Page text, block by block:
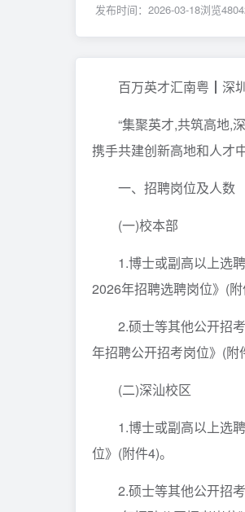
发布时间：2026-03-18浏览
百万英才汇南粤┃深
“集聚英才,共筑高地,
携手共建创新高地和人才
一、招聘岗位及人数
(一)校本部
1.博士或副高以上选
2026年招聘选聘岗位》(附
2.硕士等其他公开招
年招聘公开招考岗位》(附
(二)深汕校区
1.博士或副高以上选
位》(附件4)。
2.硕士等其他公开招